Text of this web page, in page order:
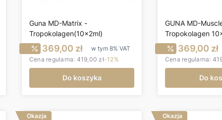
Guna MD-Matrix -
Tropokolagen(10x2ml)
Cena promocyjna brutto
369,00 zł w tym 8% VAT
Cena regularna: 419,00 zł-12%
Do koszyka
GUNA MD-
Tropokolagen
Cena
369,00 zł
Cena regularna:
Do
Okazja Okazja